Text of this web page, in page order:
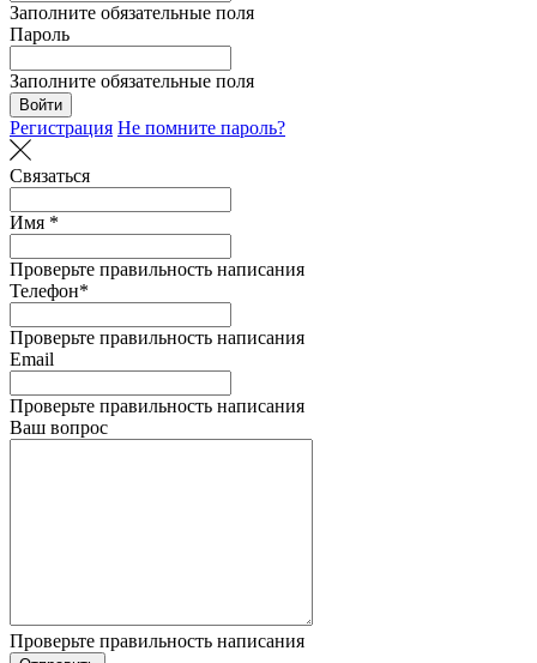
Заполните обязательные поля
Пароль
Заполните обязательные поля
Войти
Регистрация Не помните пароль?
Связаться
Имя *
Проверьте правильность написания
Телефон*
Проверьте правильность написания
Email
Проверьте правильность написания
Ваш вопрос
Проверьте правильность написания